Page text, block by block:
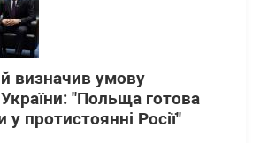
визначив умову
"Польща готова
у протистоянні Росії"